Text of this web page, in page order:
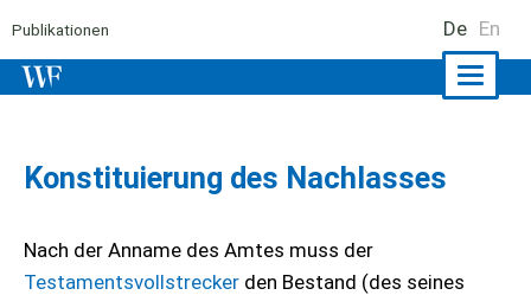
Publikationen De En
Konstituierung des Nachlasses
Nach der Anname des Amtes muss der
Testamentsvollstrecker den Bestand (des seines